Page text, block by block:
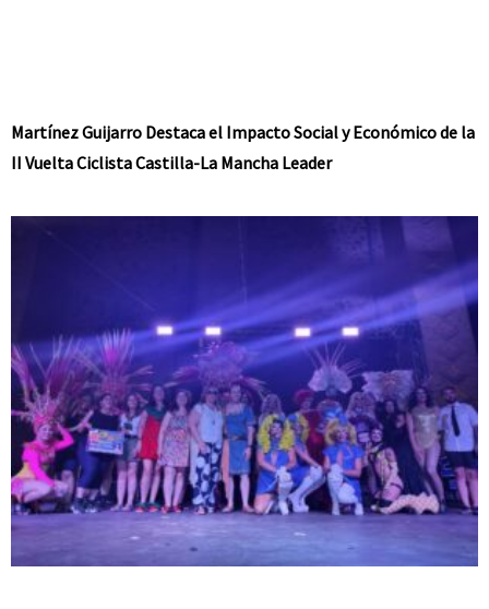
Martínez Guijarro Destaca el Impacto Social y Económico de la
II Vuelta Ciclista Castilla-La Mancha Leader